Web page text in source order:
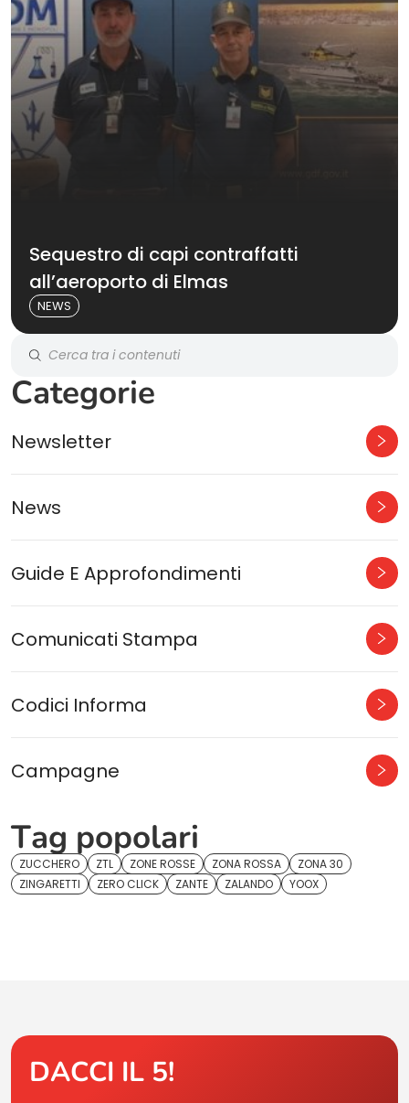
Sequestro di capi contraffatti
all’aeroporto di Elmas
NEWS
Categorie
Newsletter
News
Guide E Approfondimenti
Comunicati Stampa
Codici Informa
Campagne
Tag popolari
ZUCCHERO ZTL ZONE ROSSE ZONA ROSSA
ZONA 30
ZINGARETTI
ZERO CLICK ZANTE ZALANDO YOOX
DACCI IL 5!